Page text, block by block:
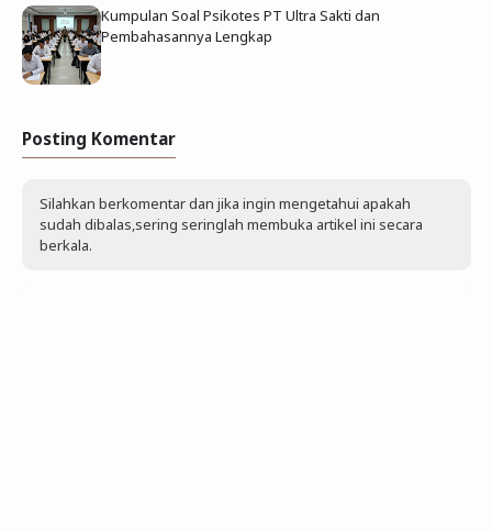
Kumpulan Soal Psikotes PT Ultra Sakti dan
Pembahasannya Lengkap
Posting Komentar
Silahkan berkomentar dan jika ingin mengetahui apakah
sudah dibalas,sering seringlah membuka artikel ini secara
berkala.